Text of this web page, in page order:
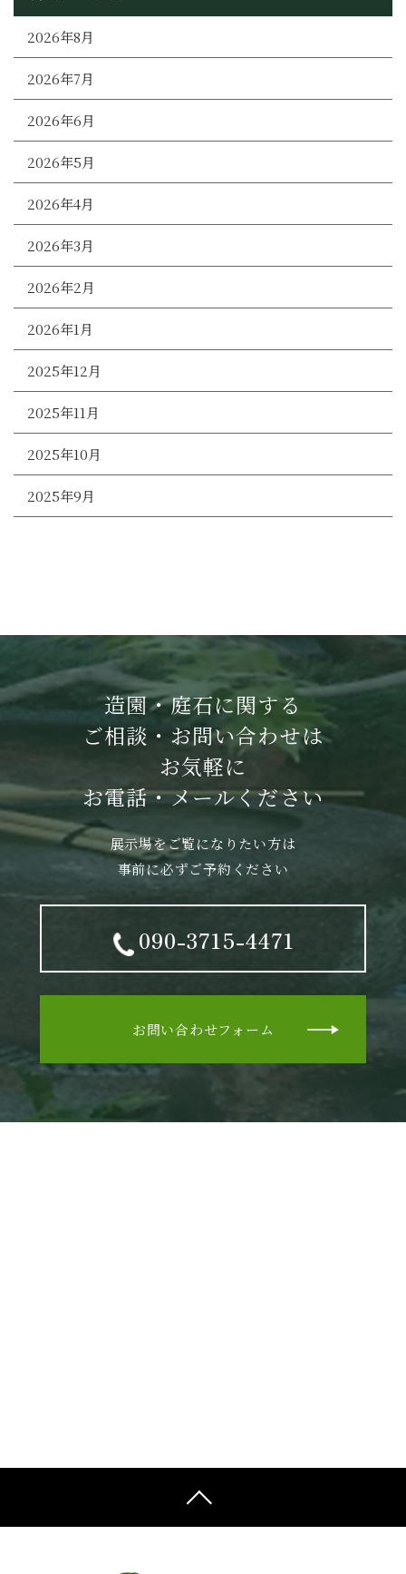
2026年8月
2026年7月
2026年6月
2026年5月
2026年4月
2026年3月
2026年2月
2026年1月
2025年12月
2025年11月
2025年10月
2025年9月
造園・庭石に関する
ご相談・お問い合わせは
お気軽に
お電話・メールください
展示場をご覧になりたい方は
事前に必ずご予約ください
090-3715-4471
お問い合わせフォーム